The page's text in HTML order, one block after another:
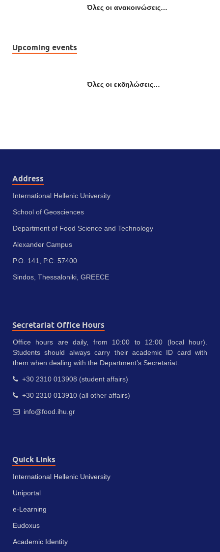
Όλες οι ανακοινώσεις…
Upcoming events
Όλες οι εκδηλώσεις…
Address
International Hellenic University
School of Geosciences
Department of Food Science and Technology
Alexander Campus
P.O. 141, P.C. 57400
Sindos, Thessaloniki, GREECE
Secretariat Office Hours
Office hours are daily, from 10:00 to 12:00 (local hour).
Students should always carry their academic ID card with
them when dealing with the Department’s Secretariat.
+30 2310 013908 (student affairs)
+30 2310 013910 (all other affairs)
info@food.ihu.gr
Quick Links
International Hellenic University
Uniportal
e-Learning
Eudoxus
Academic Identity